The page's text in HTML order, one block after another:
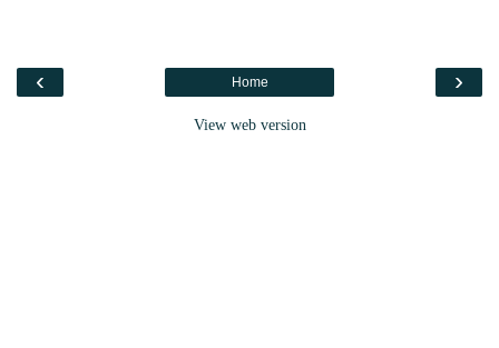
‹ ›
Home
View web version